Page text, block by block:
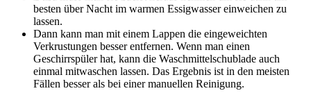
besten über Nacht im warmen Essigwasser einweichen zu
lassen.
Dann kann man mit einem Lappen die eingeweichten
Verkrustungen besser entfernen. Wenn man einen
Geschirrspüler hat, kann die Waschmittelschublade auch
einmal mitwaschen lassen. Das Ergebnis ist in den meisten
Fällen besser als bei einer manuellen Reinigung.